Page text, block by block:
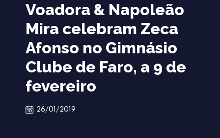
Voadora & Napoleão
Mira celebram Zeca
Afonso no Gimnásio
Clube de Faro, a 9 de
fevereiro
26/01/2019